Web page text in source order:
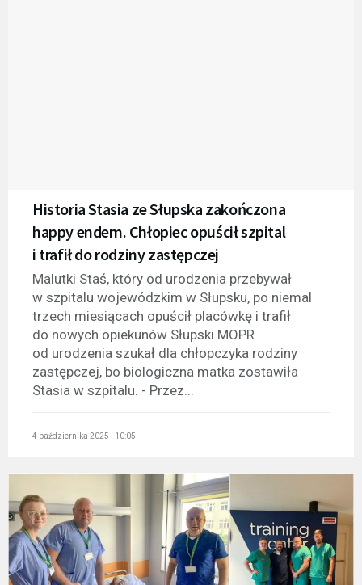
Historia Stasia ze Słupska zakończona
happy endem. Chłopiec opuścił szpital
i trafił do rodziny zastępczej
Malutki Staś, który od urodzenia przebywał
w szpitalu wojewódzkim w Słupsku, po niemal
trzech miesiącach opuścił placówkę i trafił
do nowych opiekunów Słupski MOPR
od urodzenia szukał dla chłopczyka rodziny
zastępczej, bo biologiczna matka zostawiła
Stasia w szpitalu. - Przez...
4 października 2025 - 10:05